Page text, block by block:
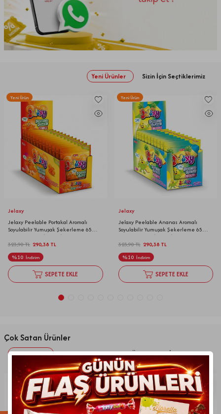
Yeni Ürünler Sizin İçin Seçtiklerimiz
Yeni Ürün
Jelaxy
Jelaxy Peelable Portakal Aromalı
Soyulabilir Yumuşak Şekerleme 65
Gram 12 Adet (1 Kutu)
323,90TL 290,38 TL
%10 İndirim
SEPETE EKLE
Yeni Ürün
Jelaxy
Jelaxy Peelable Ananas Aromalı
Soyulabilir Yumuşak Şekerleme 65
Gram 12 Adet (1 Kutu)
323,90TL 290,38TL
%10 İndirim
SEPETE EKLE
Çok Satan Ürünler
Çikolatalar Şekerlemeler Unlu Ürünler İçecekler